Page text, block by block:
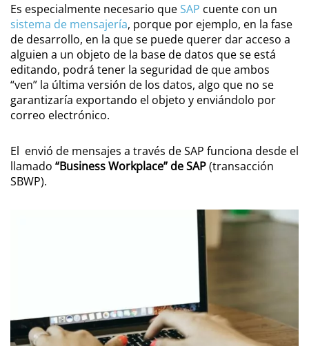
Es especialmente necesario queSAP cuente con un
sistema de mensajería, porque por ejemplo, en la fase
de desarrollo, en la que se puede querer dar acceso a
alguien a un objeto de la base de datos que se está
editando, podrá tener la seguridad de que ambos
“ven” la última versión de los datos, algo que no se
garantizaría exportando el objeto y enviándolo por
correo electrónico.
El envió de mensajes a través de SAP funciona desde el
llamado “Business Workplace” de SAP(transacción
SBWP).